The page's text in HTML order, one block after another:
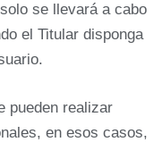
se llevará a cabo
el Titular disponga
pueden realizar
en esos casos,